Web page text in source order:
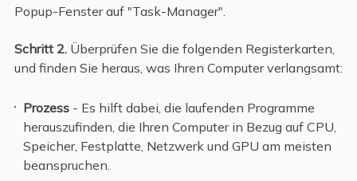
Popup-Fenster auf "Task-Manager".
Schritt 2. Überprüfen Sie die folgenden Registerkarten,
und finden Sie heraus, was Ihren Computer verlangsamt:
Prozess - Es hilft dabei, die laufenden Programme
herauszufinden, die Ihren Computer in Bezug auf CPU,
Speicher, Festplatte, Netzwerk und GPU am meisten
beanspruchen.